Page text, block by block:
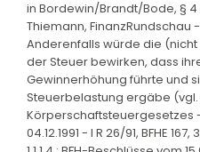
in Bordewin/Brandt/Bode, § 4
Thiemann, FinanzRundschau
Anderenfalls würde die
der Steuer bewirken, dass
Gewinnerhöhung führte und
Steuerbelastung ergäbe (vgl.
Körperschaftsteuergesetzes
04.12.1991 - I R 26/91, BFHE